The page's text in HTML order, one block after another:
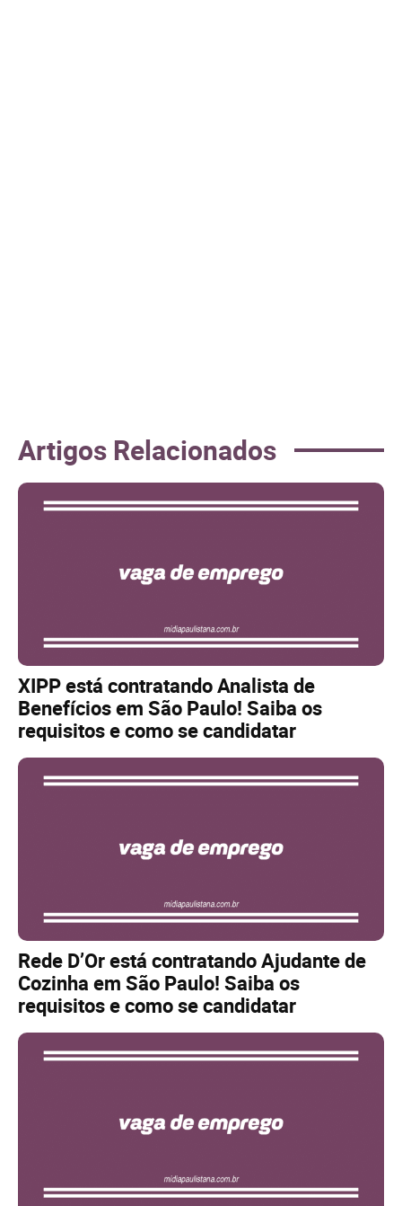
Artigos Relacionados
XIPP está contratando Analista de
Benefícios em São Paulo! Saiba os
requisitos e como se candidatar
Rede D’Or está contratando Ajudante de
Cozinha em São Paulo! Saiba os
requisitos e como se candidatar